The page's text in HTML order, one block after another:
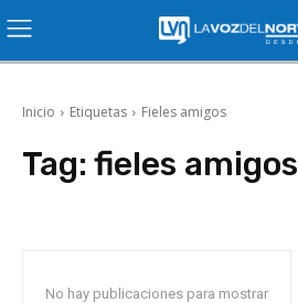
Inicio Etiquetas Fieles amigos
Tag: fieles amigos
No hay publicaciones para mostrar